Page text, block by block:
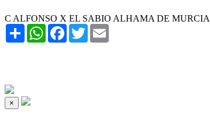
C ALFONSO X EL SABIO ALHAMA DE MURCIA
Share WhatsAppFacebook
Twitter
×